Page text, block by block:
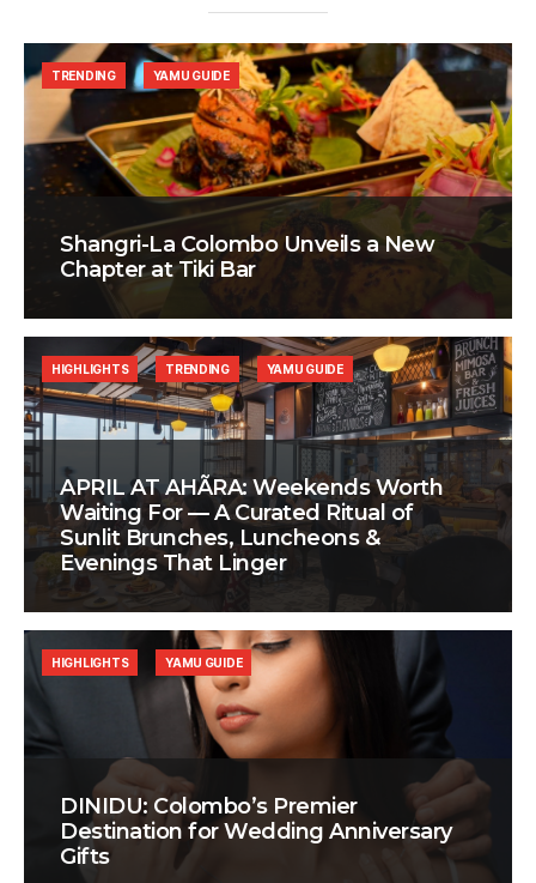
Shangri-La Colombo Unveils a New
Chapter at Tiki Bar
TRENDING YAMU GUIDE
APRIL AT AHÃRA: Weekends Worth
Waiting For — A Curated Ritual of
Sunlit Brunches, Luncheons &
Evenings That Linger
HIGHLIGHTS TRENDING YAMU GUIDE
DINIDU: Colombo’s Premier
Destination for Wedding Anniversary
Gifts
HIGHLIGHTS YAMU GUIDE